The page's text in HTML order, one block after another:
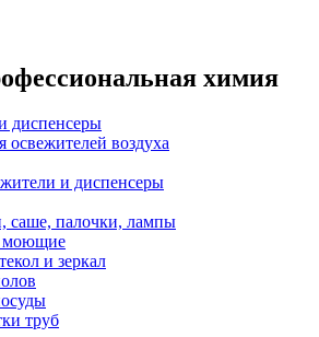
химия
диспенсеры
воздуха
и диспенсеры
саше, палочки, лампы
моющие
и зеркал
труб